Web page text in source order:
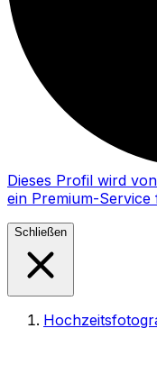
Dieses Profil wird
ein Premium-
Schließen